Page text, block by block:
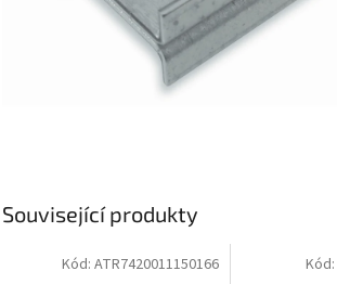
Související produkty
Kód: ATR7420011150166 Kód: